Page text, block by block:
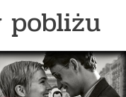
pobliżu